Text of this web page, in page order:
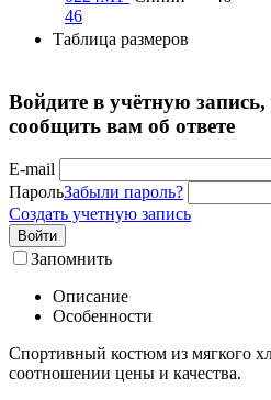
46
Таблица размеров
Войдите в учётную
сообщить вам об ответе
E-mail
ПарольЗабыли пароль?
Создать учетную запись
Войти
Запомнить
Описание
Особенности
Спортивный костюм из мягкого
соотношении цены и качества.